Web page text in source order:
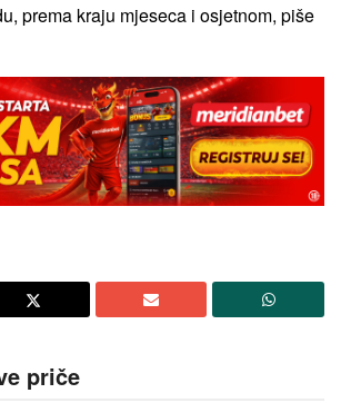
prema kraju mjeseca i osjetnom, piše
priče